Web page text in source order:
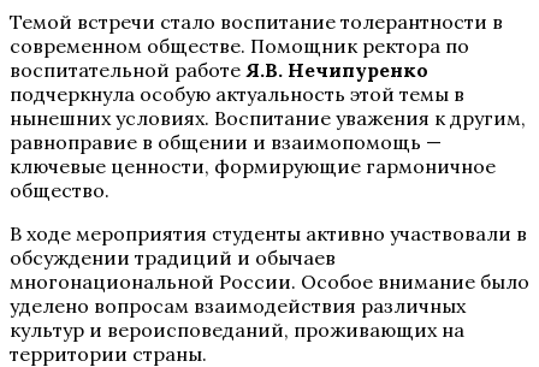
Темой встречи стало воспитание толерантности в
современном обществе. Помощник ректора по
воспитательной работе Я.В. Нечипуренко
подчеркнула особую актуальность этой темы в
нынешних условиях. Воспитание уважения к другим,
равноправие в общении и взаимопомощь —
ключевые ценности, формирующие гармоничное
общество.
В ходе мероприятия студенты активно участвовали в
обсуждении традиций и обычаев
многонациональной России. Особое внимание было
уделено вопросам взаимодействия различных
культур и вероисповеданий, проживающих на
территории страны.